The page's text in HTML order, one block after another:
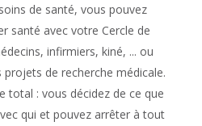
de santé, vous pouvez
santé avec votre Cercle de
infirmiers, kiné, ... ou
de recherche médicale.
total : vous décidez de ce que
qui et pouvez arrêter à tout